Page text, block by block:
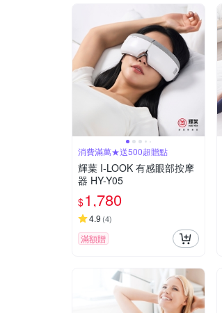
消費滿萬★送500超贈點
輝葉 I-LOOK 有感眼部按摩
器 HY-Y05
$1,780
4.9 (4)
滿額贈